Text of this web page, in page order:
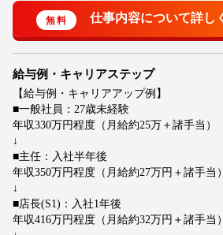
給与例・キャリアステップ
【給与例・キャリアアップ例】
■一般社員：27歳未経験
年収330万円程度（月給約25万＋諸手当）
↓
■主任：入社半年後
年収350万円程度（月給約27万円＋諸手当）
↓
■店長(S1)：入社1年後
年収416万円程度（月給約32万円＋諸手当）